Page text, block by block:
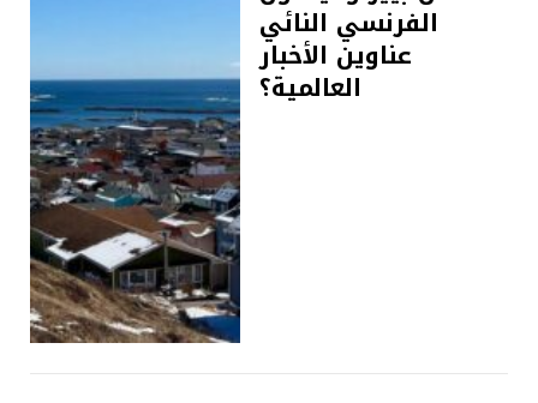
الفرنسي النائي
عناوين الأخبار
العالمية؟